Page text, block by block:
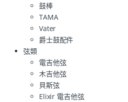
鼓棒
TAMA
Vater
爵士鼓配件
弦類
電吉他弦
木吉他弦
貝斯弦
Elixir 電吉他弦